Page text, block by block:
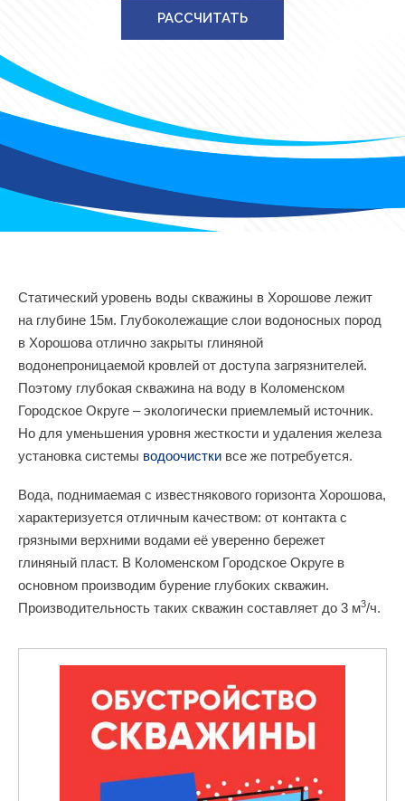
РАССЧИТАТЬ
Статический уровень воды скважины в Хорошове лежит
на глубине 15м. Глубоколежащие слои водоносных пород
в Хорошова отлично закрыты глиняной
водонепроницаемой кровлей от доступа загрязнителей.
Поэтому глубокая скважина на воду в Коломенском
Городское Округе – экологически приемлемый источник.
Но для уменьшения уровня жесткости и удаления железа
установка системы водоочистки все же потребуется.
Вода, поднимаемая с известнякового горизонта Хорошова,
характеризуется отличным качеством: от контакта с
грязными верхними водами её уверенно бережет
глиняный пласт. В Коломенском Городское Округе в
основном производим бурение глубоких скважин.
Производительность таких скважин составляет до 3 м3/ч.